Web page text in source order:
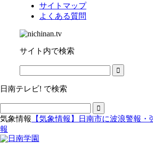
サイトマップ
よくある質問
サイト内で検索
日南テレビ! で検索
気象情報
【気象情報】日南市に波浪警報
報